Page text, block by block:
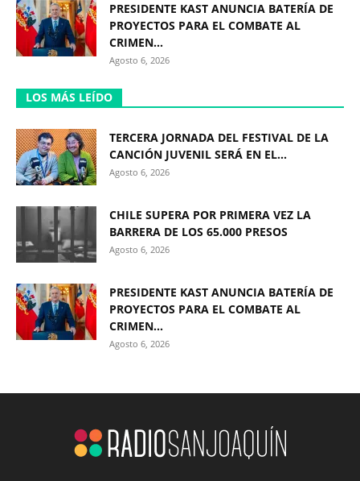
PRESIDENTE KAST ANUNCIA BATERÍA DE
PROYECTOS PARA EL COMBATE AL
CRIMEN...
Agosto 6, 2026
LOS MÁS LEÍDO
TERCERA JORNADA DEL FESTIVAL DE LA
CANCIÓN JUVENIL SERÁ EN EL...
Agosto 6, 2026
CHILE SUPERA POR PRIMERA VEZ LA
BARRERA DE LOS 65.000 PRESOS
Agosto 6, 2026
PRESIDENTE KAST ANUNCIA BATERÍA DE
PROYECTOS PARA EL COMBATE AL
CRIMEN...
Agosto 6, 2026